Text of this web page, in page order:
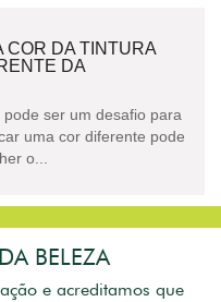
COR DA TINTURA
DA
ser um desafio para
uma cor diferente pode
o...
BELEZA
e acreditamos que